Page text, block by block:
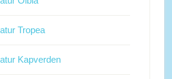
Tropea
Kapverden